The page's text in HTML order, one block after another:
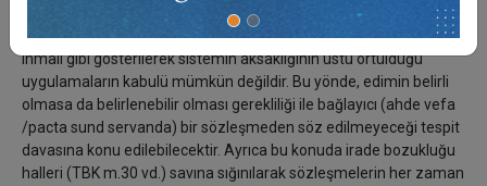
haftaların rezervasyonlarının erken tükendiği gerekçesi ile tercih
edilmeyen haftaların hak sahiplerine önerisi sonucu tüketicinin
ihmali gibi gösterilerek sistemin aksaklığının üstü örtüldüğü
uygulamaların kabulü mümkün değildir. Bu yönde, edimin belirli
olmasa da belirlenebilir olması gerekliliği ile bağlayıcı (ahde vefa
/pacta sund servanda) bir sözleşmeden söz edilmeyeceği tespit
davasına konu edilebilecektir. Ayrıca bu konuda irade bozukluğu
halleri (TBK m.30 vd.) savına sığınılarak sözleşmelerin her zaman